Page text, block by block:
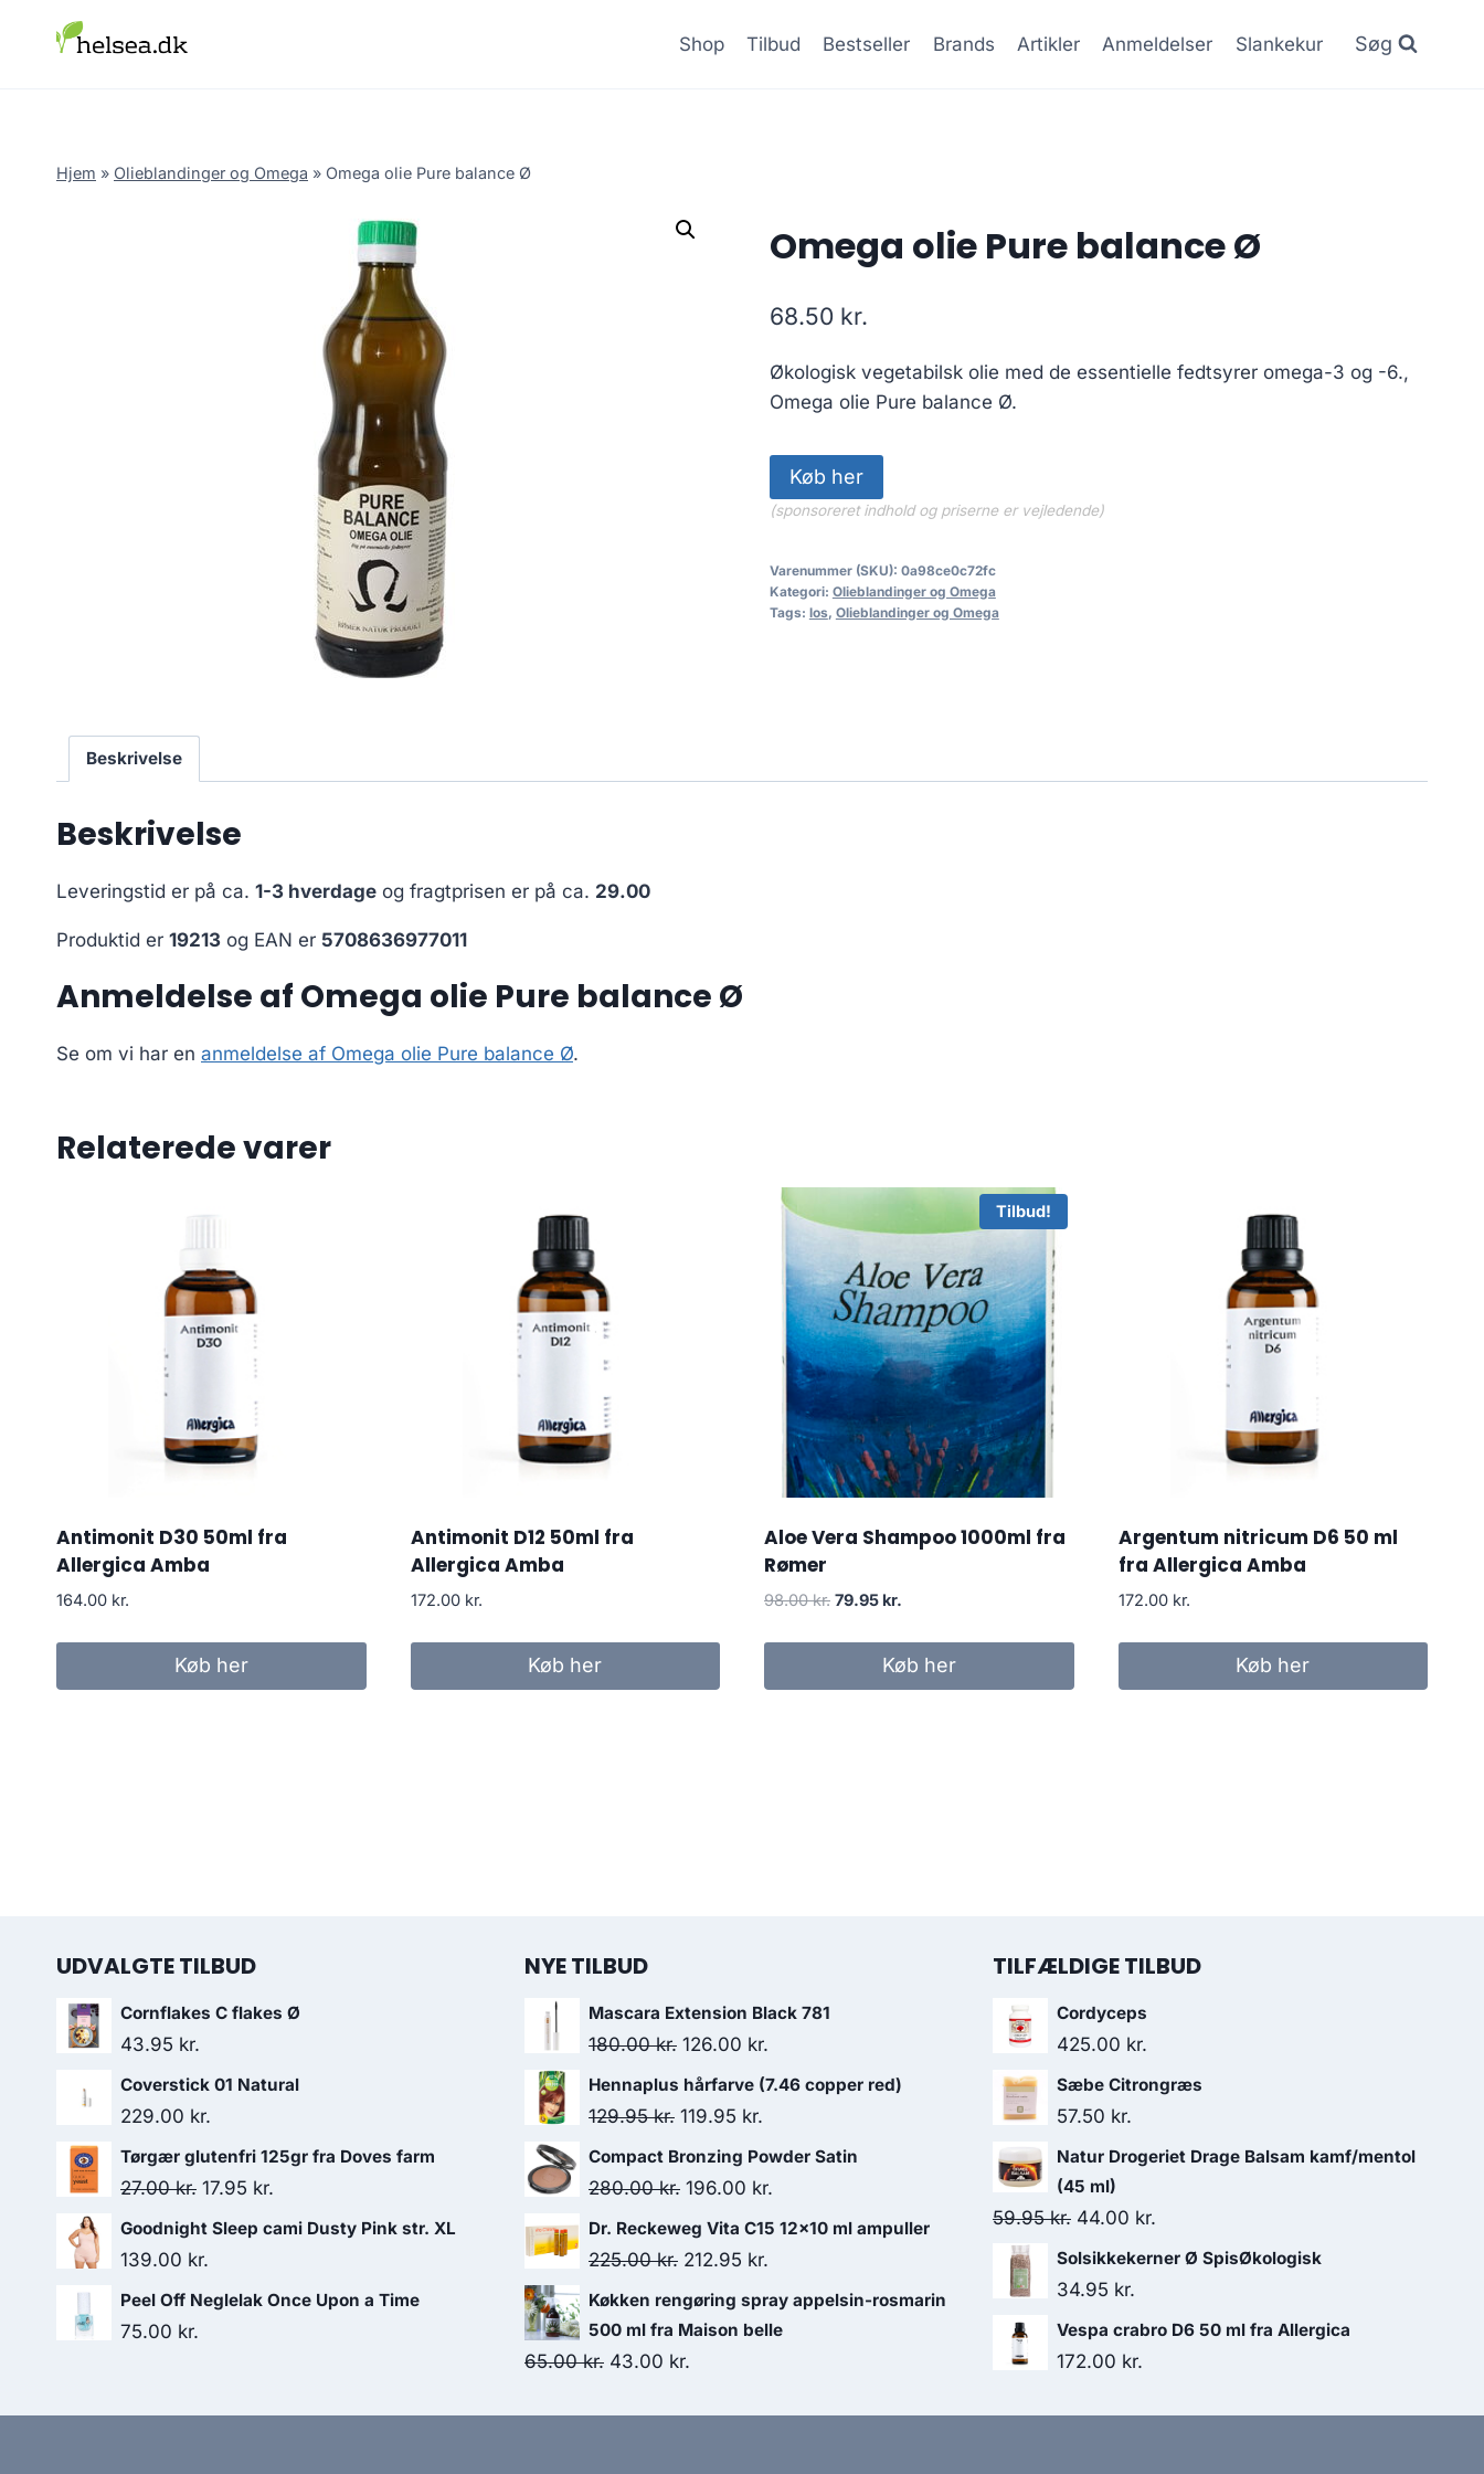
Shop Tilbud Bestseller Brands Artikler Anmeldelser Slankekur Søg
Hjem » Olieblandinger og Omega » Omega olie Pure balance Ø
Omega olie Pure balance Ø
68.50 kr.
Økologisk vegetabilsk olie med de essentielle fedtsyrer omega-3 og -6.,
Omega olie Pure balance Ø.
Køb her
(sponsoreret indhold og priserne er vejledende)
Varenummer (SKU): 0a98ce0c72fc
Kategori: Olieblandinger og Omega
Tags: los, Olieblandinger og Omega
Beskrivelse
Beskrivelse
Leveringstid er på ca. 1-3 hverdage og fragtprisen er på ca. 29.00
Produktid er 19213 og EAN er 5708636977011
Anmeldelse af Omega olie Pure balance Ø
Se om vi har en anmeldelse af Omega olie Pure balance Ø.
Relaterede varer
Antimonit D30 50ml fra
Allergica Amba
164.00 kr.
Køb her
Antimonit D12 50ml fra
Allergica Amba
172.00 kr.
Køb her
Tilbud!
Aloe Vera Shampoo 1000ml fra
Rømer
98.00kr. Den
79.95 kr.
er:
Køb her
Argentum nitricum D6 50 ml
fra Allergica Amba
172.00 kr.
Køb her
UDVALGTE TILBUD
Cornflakes C flakes Ø
43.95 kr.
Coverstick 01 Natural
229.00 kr.
Tørgær glutenfri 125gr fra Doves farm
27.00kr. Den
oprindelige
pris
17.95 kr.
aktuelle
Goodnight Sleep cami Dusty Pink str. XL
139.00 kr.
Peel Off Neglelak Once Upon a Time
75.00 kr.
NYE TILBUD
Mascara Extension Black 781
180.00kr. Den
oprindelige
pris
180.00 kr..
126.00 kr.
aktuelle
Hennaplus hårfarve (7.46 copper red)
129.95kr. Den
oprindelige
pris
129.95 kr..
119.95 kr.
aktuelle
pris
Compact Bronzing Powder Satin
280.00kr. Den
oprindelige
pris
280.00 kr..
196.00 kr.
aktuelle
196.00 kr..
Dr. Reckeweg Vita C15 12x10 ml ampuller
225.00kr. Den
oprindelige
pris
var:
212.95 kr.
aktuelle
pris
Køkken rengøring spray appelsin-rosmarin
500 ml fra Maison belle
65.00kr. Den
43.00 kr.
TILFÆLDIGE TILBUD
Cordyceps
425.00 kr.
Sæbe Citrongræs
57.50 kr.
Natur Drogeriet Drage Balsam kamf/mentol
(45 ml)
59.95kr. Den
oprindelige
pris
59.95 kr..
44.00 kr.
aktuelle
Solsikkekerner Ø SpisØkologisk
34.95 kr.
Vespa crabro D6 50 ml fra Allergica
172.00 kr.